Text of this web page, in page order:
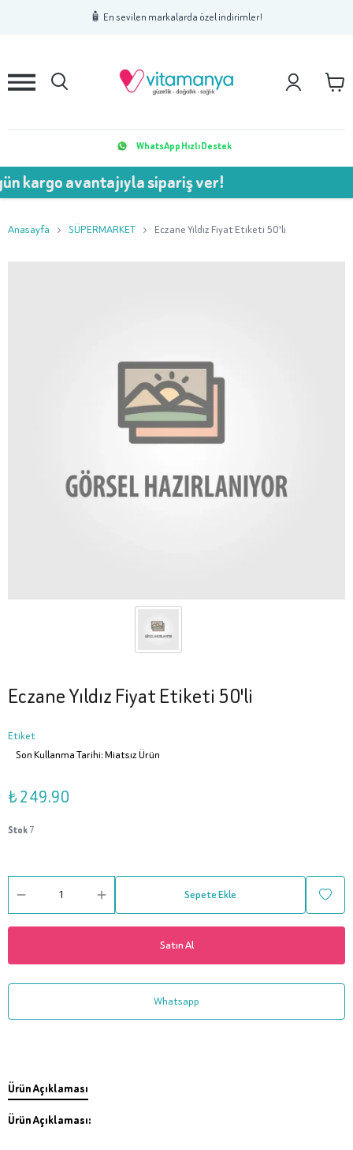
🧴 En sevilen markalarda özel indirimler!
2 3
WhatsApp Hızlı Destek
avantajıyla sipariş ver!
Anasayfa SÜPERMARKET Eczane Yıldız Fiyat Etiketi 50'li
Eczane Yıldız Fiyat Etiketi 50'li
Etiket
Son Kullanma Tarihi: Miatsız Ürün
₺ 249.90
Stok7
Sepete Ekle
Satın Al
Whatsapp
Ürün Açıklaması
Ürün Açıklaması: